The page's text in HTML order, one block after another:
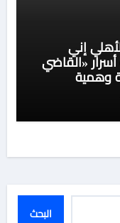
إني
«القاضي
وهمية
البحث